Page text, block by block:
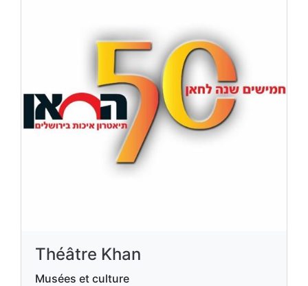
Théâtre Khan
Musées et culture